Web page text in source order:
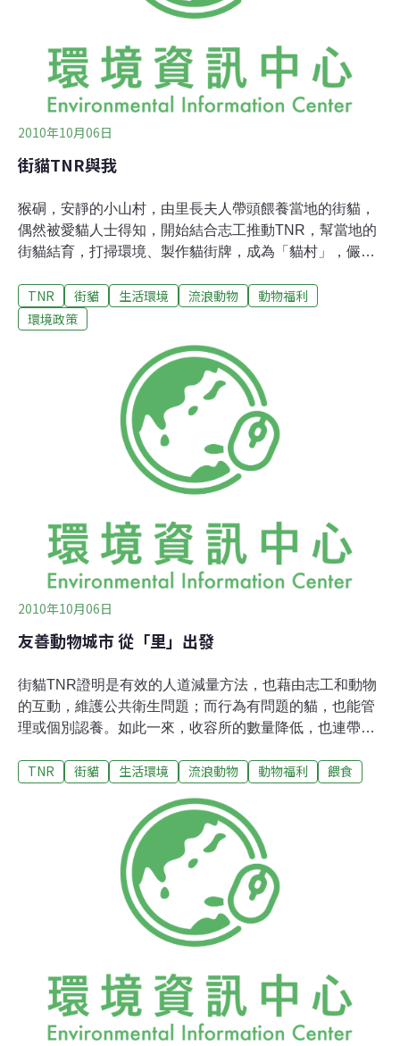
股東權益為由，希望拆除開發。台南市文化局表示，和中
保留，在開發與文資保存之間尋求平衡。
2010年10月06日
街貓TNR與我
猴硐，安靜的小山村，由里長夫人帶頭餵養當地的街貓，
偶然被愛貓人士得知，開始結合志工推動TNR，幫當地的
街貓結育，打掃環境、製作貓街牌，成為「貓村」，儼然
生的小貓一窩一窩地丟到猴硐貓村、或將棄養的貓帶到當
地，而出發點居然是因為這裡對貓很好！街貓TNR不是動
TNR志工或「愛心媽媽」內心的恐懼。大多數街貓
TNR（「民間推動街貓絕育回置方案評選及宣傳計畫」）
餵食志工噤聲不語，不敢曝光自己餵貓的形跡，就是擔心
越來越多民眾帶小貓丟門口。街貓TNR志工卡姐就有此遭
遇。當附近居民知道他餵養街貓，他家門口就常常被放置
剛出生的小貓；甚至有資源回收業者，把別地方的小貓帶
來給他。這些民眾認為把棄養的貓或路邊剛出生的小貓送
貓，如同一所小型收容所，讓他疲於應付。
TNR 街貓 生活環境 流浪動物
動物福利
環境政策
2010年10月06日
友善動物城市 從「里」出發
街貓TNR證明是有效的人道減量方法，也藉由志工和動物
的互動，維護公共衛生問題；而行為有問題的貓，也能管
理或個別認養。如此一來，收容所的數量降低，也連帶改
TNR（「民間推動街貓絕育回置方案評選及宣傳計
的壓力。曾有市議員以公聽會的方式，說貓又不會看門
牌！然而在經費有限，民風未開之前，台北市動保處仍採
取保守的方式進行。在此情況下，里長成為關鍵人物。里
長有如土地公台北市動保大家長嚴一峰即說，里是最基本
的行政單位，里長有如土地公，土地公要尊重，否則諸事
不順。接觸過40幾位里長的貓協（台北是流浪貓保護協
會）TNR志工Lisa也說，「沒有遇到不講理的里長。」里
務中要讓里長同意街貓TNR，出發點就在站在問題解決的
立場。」通常要學會問里長，街貓帶來什麼問題，傾聽問
TNR 街貓 生活環境 流浪動物 動物福利 餵食